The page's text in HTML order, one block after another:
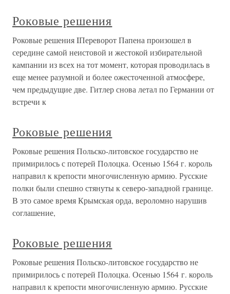
Роковые решения
Роковые решения IПереворот Папена произошел в
середине самой неистовой и жестокой избирательной
кампании из всех на тот момент, которая проводилась в
еще менее разумной и более ожесточенной атмосфере,
чем предыдущие две. Гитлер снова летал по Германии от
встречи к
Роковые решения
Роковые решения Польско-литовское государство не
примирилось с потерей Полоцка. Осенью 1564 г. король
направил к крепости многочисленную армию. Русские
полки были спешно стянуты к северо-западной границе.
В это самое время Крымская орда, вероломно нарушив
соглашение,
Роковые решения
Роковые решения Польско-литовское государство не
примирилось с потерей Полоцка. Осенью 1564 г. король
направил к крепости многочисленную армию. Русские